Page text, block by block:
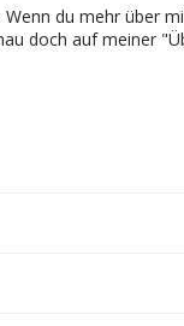
du mehr über
doch auf meiner